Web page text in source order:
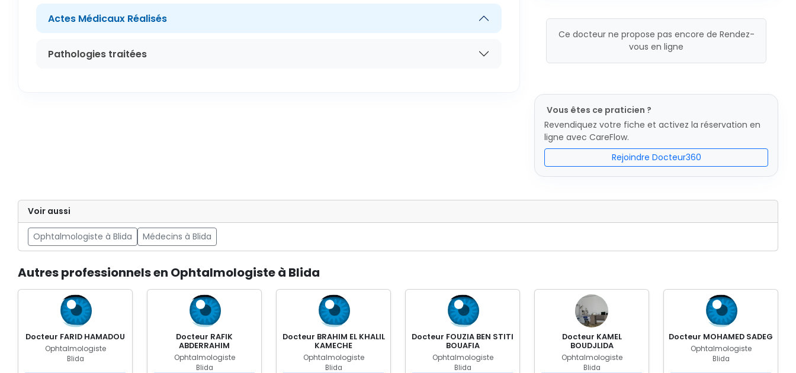
Actes Médicaux Réalisés
Pathologies traitées
Ce docteur ne propose pas encore de Rendez-
vous en ligne
Vous êtes ce praticien ?
Revendiquez votre fiche et activez la réservation en
ligne avec CareFlow.
Rejoindre Docteur360
Voir aussi
Ophtalmologiste à Blida Médecins à Blida
Autres professionnels en Ophtalmologiste à Blida
Docteur FARID HAMADOU
Ophtalmologiste
Blida
Docteur RAFIK
ABDERRAHIM
Ophtalmologiste
Blida
Docteur BRAHIM EL KHALIL
KAMECHE
Ophtalmologiste
Blida
Docteur FOUZIA BEN STITI
BOUAFIA
Ophtalmologiste
Blida
Docteur KAMEL
BOUDJLIDA
Ophtalmologiste
Blida
Docteur MOHAMED SADEG
Ophtalmologiste
Blida